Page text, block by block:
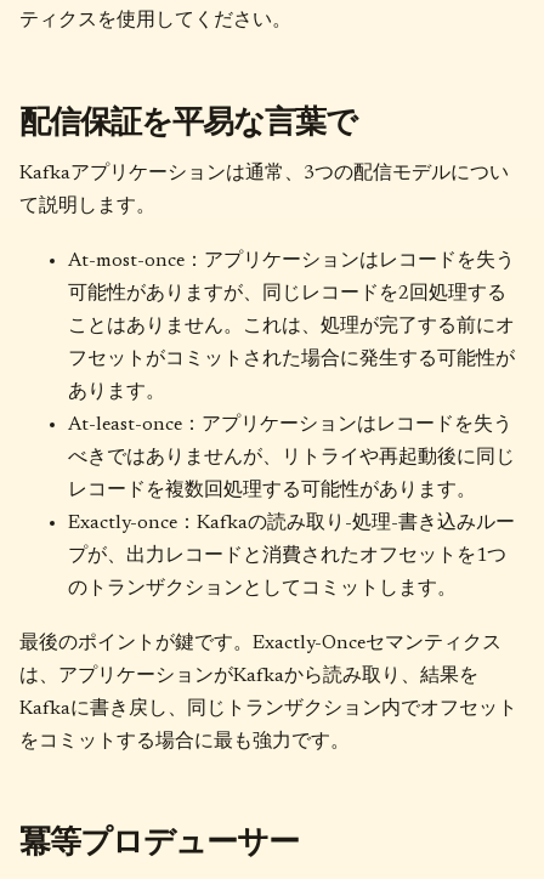
ティクスを使用してください。
配信保証を平易な言葉で
Kafkaアプリケーションは通常、3つの配信モデルについ
て説明します。
At-most-once：アプリケーションはレコードを失う
可能性がありますが、同じレコードを2回処理する
ことはありません。これは、処理が完了する前にオ
フセットがコミットされた場合に発生する可能性が
あります。
At-least-once：アプリケーションはレコードを失う
べきではありませんが、リトライや再起動後に同じ
レコードを複数回処理する可能性があります。
Exactly-once：Kafkaの読み取り-処理-書き込みルー
プが、出力レコードと消費されたオフセットを1つ
のトランザクションとしてコミットします。
最後のポイントが鍵です。Exactly-Onceセマンティクス
は、アプリケーションがKafkaから読み取り、結果を
Kafkaに書き戻し、同じトランザクション内でオフセット
をコミットする場合に最も強力です。
冪等プロデューサー